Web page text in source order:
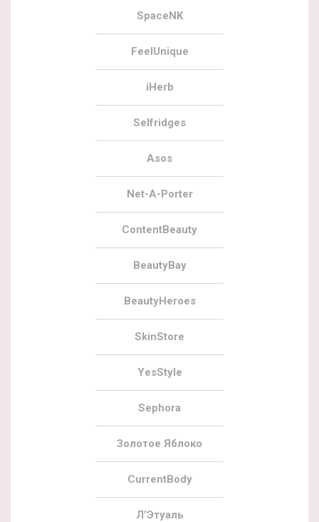
SpaceNK
FeelUnique
iHerb
Selfridges
Asos
Net-A-Porter
ContentBeauty
BeautyBay
BeautyHeroes
SkinStore
YesStyle
Sephora
Золотое Яблоко
CurrentBody
Л’Этуаль